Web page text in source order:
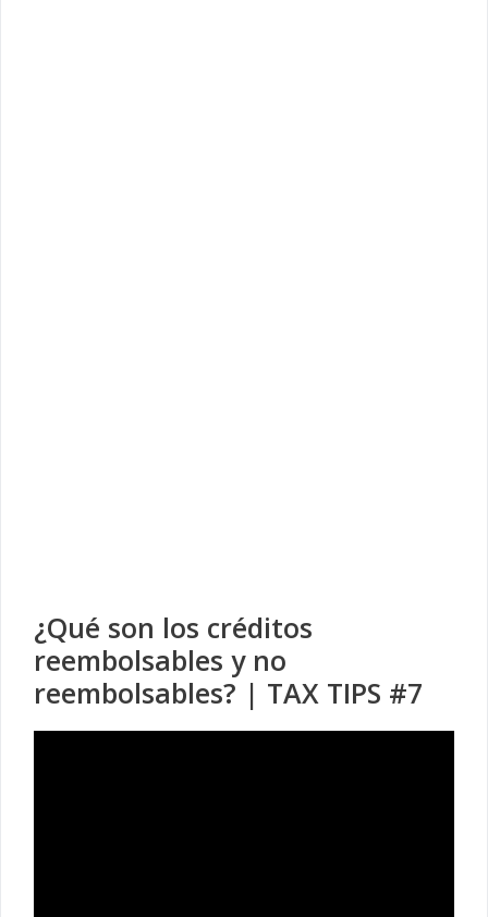
¿Qué son los créditos
reembolsables y no
reembolsables? | TAX TIPS #7